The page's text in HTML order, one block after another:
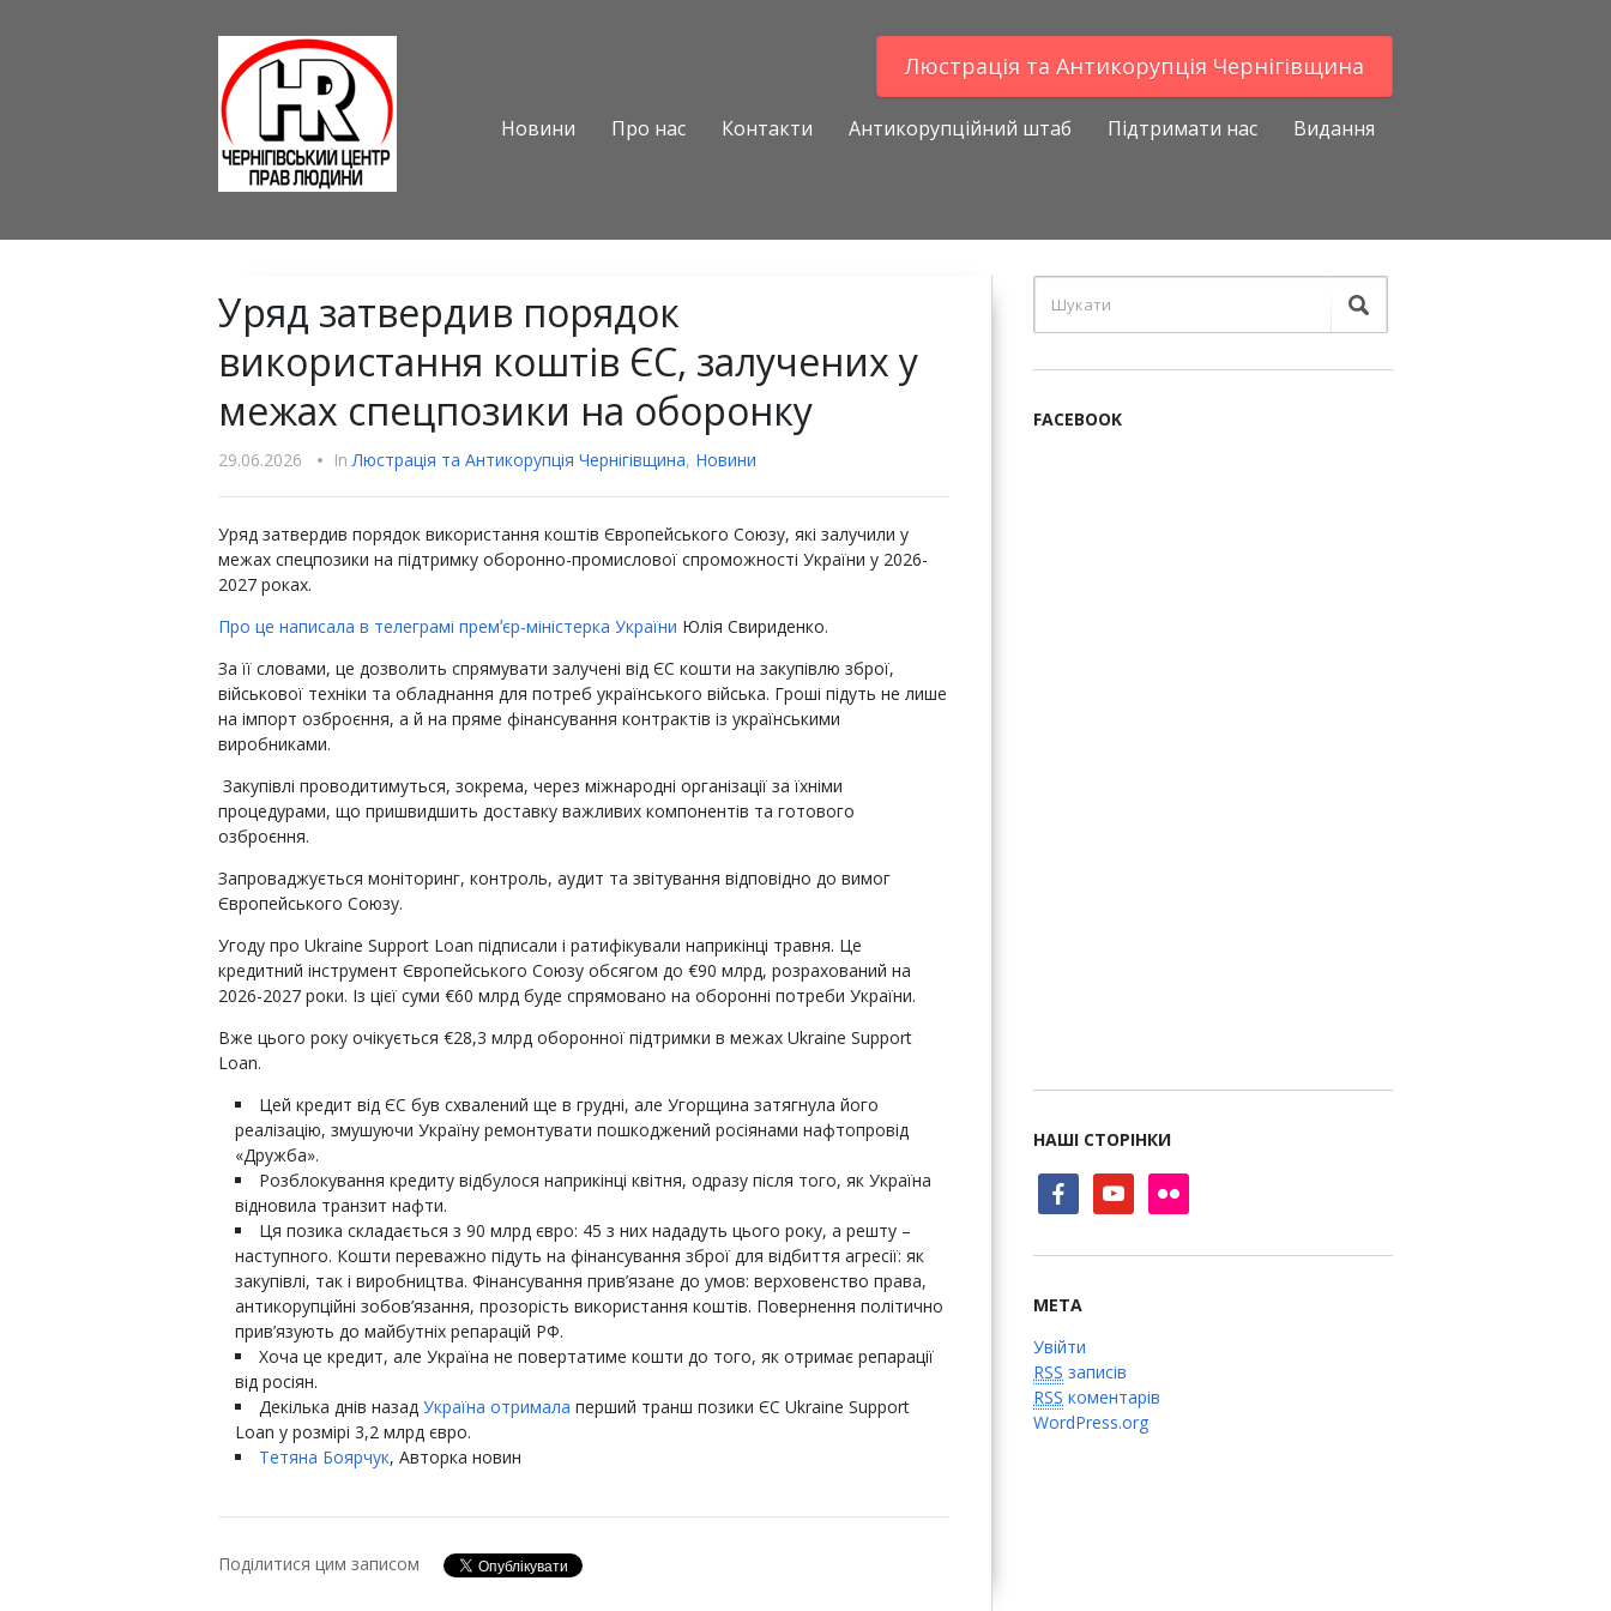
Люстрацiя та Антикорупцiя Чернігівщина
Новини Про нас Контакти Антикорупційний штаб Підтримати нас Видання
Уряд затвердив порядок
використання коштів ЄС, залучених у
межах спецпозики на оборонку
29.06.2026 • InЛюстрацiя та Антикорупцiя Чернігівщина, Новини
Уряд затвердив порядок використання коштів Європейського Союзу, які залучили у
межах спецпозики на підтримку оборонно-промислової спроможності України у 2026-
2027 роках.
Про це написала в телеграмі премʼєр-міністерка України Юлія Свириденко.
За її словами, це дозволить спрямувати залучені від ЄС кошти на закупівлю зброї,
військової техніки та обладнання для потреб українського війська. Гроші підуть не лише
на імпорт озброєння, а й на пряме фінансування контрактів із українськими
виробниками.
Закупівлі проводитимуться, зокрема, через міжнародні організації за їхніми
процедурами, що пришвидшить доставку важливих компонентів та готового
озброєння.
Запроваджується моніторинг, контроль, аудит та звітування відповідно до вимог
Європейського Союзу.
Угоду про Ukraine Support Loan підписали і ратифікували наприкінці травня. Це
кредитний інструмент Європейського Союзу обсягом до €90 млрд, розрахований на
2026-2027 роки. Із цієї суми €60 млрд буде спрямовано на оборонні потреби України.
Вже цього року очікується €28,3 млрд оборонної підтримки в межах Ukraine Support
Loan.
Цей кредит від ЄС був схвалений ще в грудні, але Угорщина затягнула його
реалізацію, змушуючи Україну ремонтувати пошкоджений росіянами нафтопровід
«Дружба».
Розблокування кредиту відбулося наприкінці квітня, одразу після того, як Україна
відновила транзит нафти.
Ця позика складається з 90 млрд євро: 45 з них нададуть цього року, а решту –
наступного. Кошти переважно підуть на фінансування зброї для відбиття агресії: як
закупівлі, так і виробництва. Фінансування прив’язане до умов: верховенство права,
антикорупційні зобов’язання, прозорість використання коштів. Повернення політично
прив’язують до майбутніх репарацій РФ.
Хоча це кредит, але Україна не повертатиме кошти до того, як отримає репарації
від росіян.
Декілька днів назад Україна отримала перший транш позики ЄС Ukraine Support
Loan у розмірі 3,2 млрд євро.
Тетяна Боярчук, Авторка новин
Поділитися цим записом
FACEBOOK
НАШІ СТОРІНКИ
facebookyoutube flickr
МЕТА
Увійти
RSS записів
RSS коментарів
WordPress.org